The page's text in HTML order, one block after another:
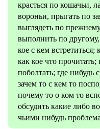
красться по кошачьи,
вороньи, прыгать по
выглядеть по
выполнить по
кое с кем встретиться;
как кое что
поболтать; где нибудь
зачем то с кем то
почему то о ком то
обсудить какие либо
чьими нибудь